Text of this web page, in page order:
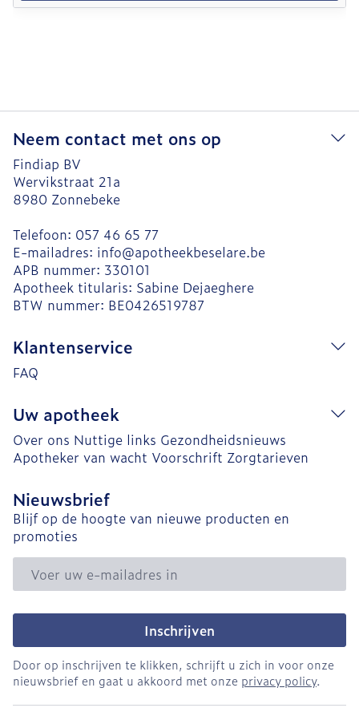
Neem contact met ons op
Findiap BV
Wervikstraat 21a
8980 Zonnebeke
Telefoon: 057 46 65 77
E-mailadres: info@apotheekbeselare.be
APB nummer: 330101
Apotheek titularis: Sabine Dejaeghere
BTW nummer: BE0426519787
Klantenservice
FAQ
Uw apotheek
Over ons Nuttige links Gezondheidsnieuws
Apotheker van wacht Voorschrift Zorgtarieven
Nieuwsbrief
Blijf op de hoogte van nieuwe producten en
promoties
E-mail adres
Inschrijven
Door op inschrijven te klikken, schrijft u zich in voor onze
nieuwsbrief en gaat u akkoord met onze privacy policy.